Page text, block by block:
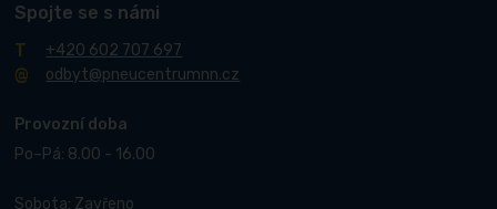
Spojte se s námi
+420 602 707 697
odbyt@pneucentrumnn.cz
Provozní doba
Po–Pá: 8.00 - 16.00
Sobota: Zavřeno